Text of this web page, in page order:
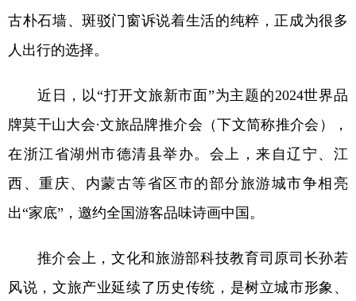
学术中国 乡村振兴 银龄 溯源中国
城市
文化产业
地方频道
古朴石墙、斑驳门窗诉说着生活的纯粹，正成为很多
人出行的选择。
近日，以“打开文旅新市面”为主题的2024世界品
牌莫干山大会·文旅品牌推介会（下文简称推介会），
在浙江省湖州市德清县举办。会上，来自辽宁、江
西、重庆、内蒙古等省区市的部分旅游城市争相亮
出“家底”，邀约全国游客品味诗画中国。
推介会上，文化和旅游部科技教育司原司长孙若
风说，文旅产业延续了历史传统，是树立城市形象、